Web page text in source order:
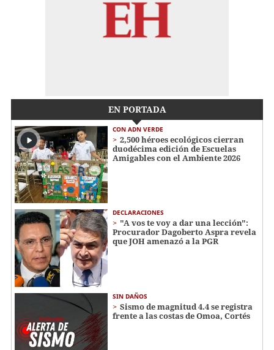
EN PORTADA
CON ADN VERDE
2,500 héroes ecológicos cierran
duodécima edición de Escuelas
Amigables con el Ambiente 2026
DECLARACIONES
"A vos te voy a dar una lección":
Procurador Dagoberto Aspra revela
que JOH amenazó a la PGR
SIN DAÑOS
Sismo de magnitud 4.4 se registra
frente a las costas de Omoa, Cortés